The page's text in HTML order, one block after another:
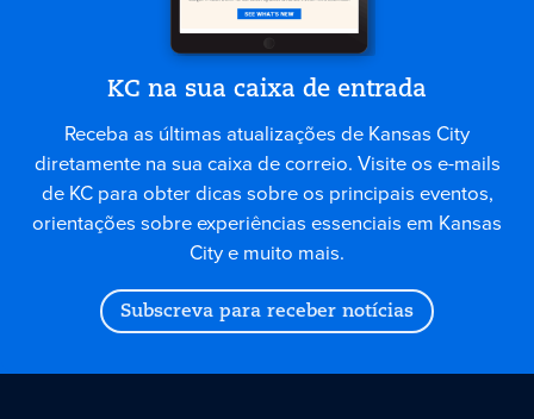
KC na sua caixa de entrada
Receba as últimas atualizações de Kansas City
diretamente na sua caixa de correio. Visite os e-mails
de KC para obter dicas sobre os principais eventos,
orientações sobre experiências essenciais em Kansas
City e muito mais.
Subscreva para receber notícias